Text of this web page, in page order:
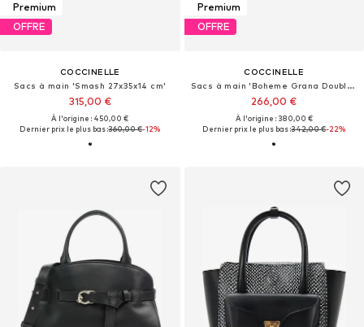
Premium
OFFRE
COCCINELLE
Sacs à main 'Smash 27x35x14 cm'
315,00 €
À l'origine : 450,00 €
Dernier prix le plus bas :360,00 €-12%
Premium
OFFRE
COCCINELLE
Sacs à main 'Boheme Grana Double 33x23x12 cm'
266,00 €
À l'origine : 380,00 €
Dernier prix le plus bas :342,00 €-22%